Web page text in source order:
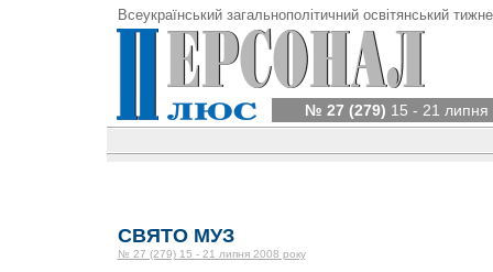
Всеукраїнський загальнополітичний освітянський
№ 27 (279) 15 - 21 липня
СВЯТО МУЗ
№ 27 (279) 15 - 21 липня 2008 року